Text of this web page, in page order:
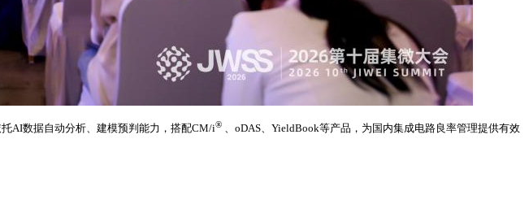
AI数据自动分析、建模预判能力，搭配CM/i® 、oDAS、YieldBook等产品，为国内集成电路良率管理提供有效